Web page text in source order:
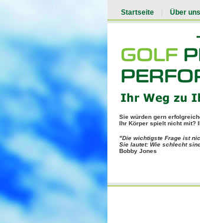
Startseite Über uns
Sie würden gern
Ihr Körper spielt nicht mit?
"Die wichtigste Frage ist
Sie lautet: Wie schlecht
Bobby Jones